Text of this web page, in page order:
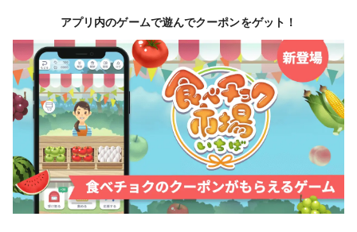
アプリ内のゲームで遊んでクーポンをゲット！